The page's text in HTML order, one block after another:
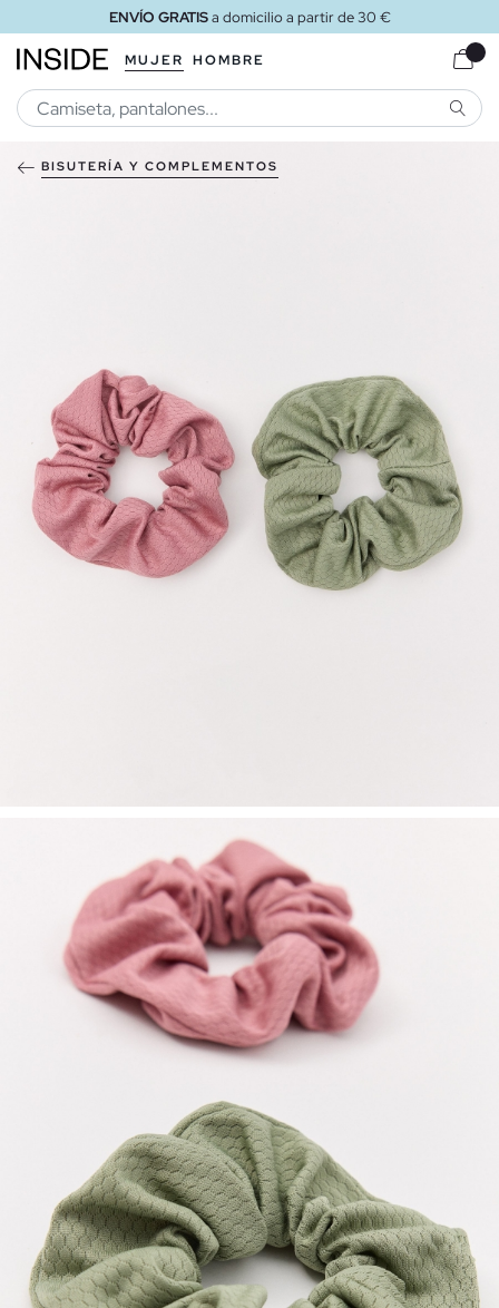
ENVÍO GRATISa domicilio a partir de 30 €
MUJER HOMBRE
BISUTERÍA Y COMPLEMENTOS